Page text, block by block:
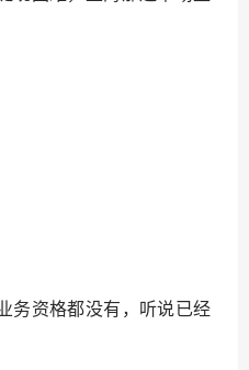
务资格都没有，听说已经